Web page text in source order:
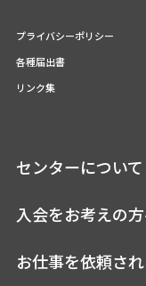
プライバシーポリシー
各種届出書
リンク集
センターについて
入会をお考えの
お仕事を依頼さ